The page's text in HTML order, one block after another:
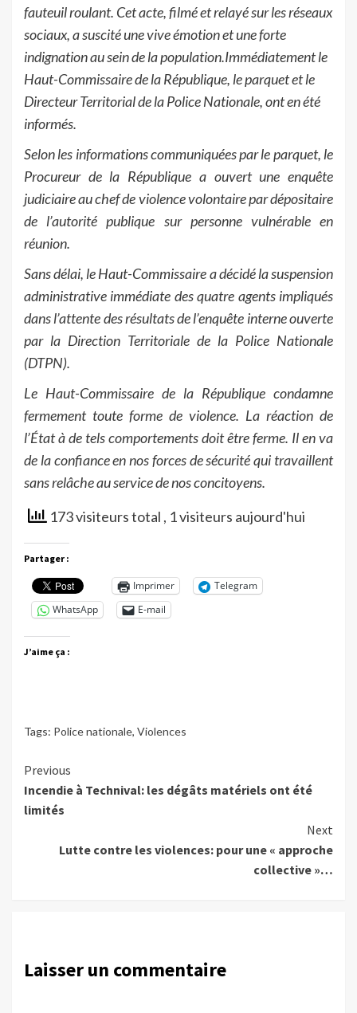
fauteuil roulant. Cet acte, filmé et relayé sur les réseaux
sociaux, a suscité une vive émotion et une forte
indignation au sein de la population.Immédiatement le
Haut-Commissaire de la République, le parquet et le
Directeur Territorial de la Police Nationale, ont en été
informés.
Selon les informations communiquées par le parquet, le
Procureur de la République a ouvert une enquête
judiciaire au chef de violence volontaire par dépositaire
de l’autorité publique sur personne vulnérable en
réunion.
Sans délai, le Haut-Commissaire a décidé la suspension
administrative immédiate des quatre agents impliqués
dans l’attente des résultats de l’enquête interne ouverte
par la Direction Territoriale de la Police Nationale
(DTPN).
Le Haut-Commissaire de la République condamne
fermement toute forme de violence. La réaction de
l’État à de tels comportements doit être ferme. Il en va
de la confiance en nos forces de sécurité qui travaillent
sans relâche au service de nos concitoyens.
173 visiteurs total , 1 visiteurs aujourd'hui
Partager :
Imprimer
Telegram
WhatsApp
E-mail
J’aime ça :
Tags: Police nationale, Violences
Continue
Reading
Previous
Incendie à Technival: les dégâts matériels ont été
limités
Next
Lutte contre les violences: pour une « approche
collective »…
Laisser un commentaire